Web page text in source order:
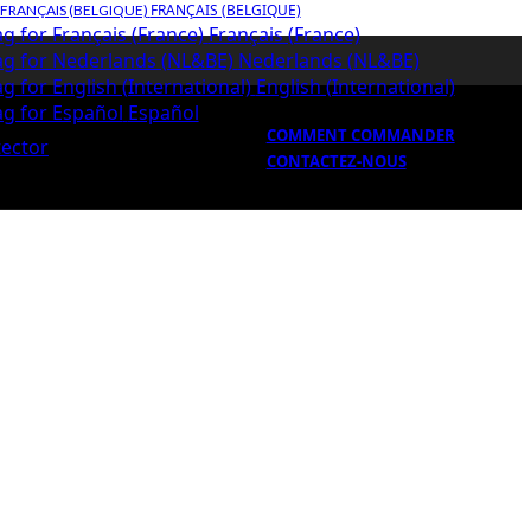
FRANÇAIS (BELGIQUE)
Français (France)
Nederlands (NL&BE)
English (International)
Español
COMMENT COMMANDER
CONTACTEZ-NOUS